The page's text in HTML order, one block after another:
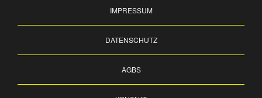
IMPRESSUM
DATENSCHUTZ
AGBS